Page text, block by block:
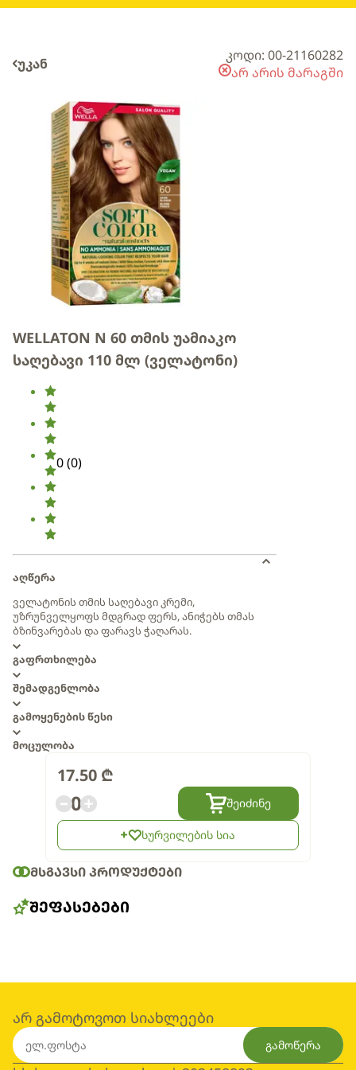
უკან
კოდი: 00-21160282
არ არის მარაგში
WELLATON N 60 თმის უამიაკო
საღებავი 110 მლ (ველატონი)
0(0)
აღწერა
ველატონის თმის საღებავი კრემი,
უზრუნველყოფს მდგრად ფერს, ანიჭებს თმას
ბზინვარებას და ფარავს ჭაღარას.
გაფრთხილება
შემადგენლობა
გამოყენების წესი
მოცულობა
17.50 ₾
0 შეიძინე
სურვილების სია
ᲛᲡᲒᲐᲕᲡᲘ ᲞᲠᲝᲓᲣᲥᲢᲔᲑᲘ
ᲨᲔᲤᲐᲡᲔᲑᲔᲑᲘ
არ გამოტოვოთ სიახლეები
გამოწერა